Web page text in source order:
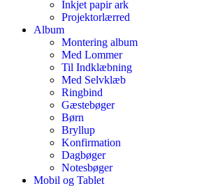
Inkjet papir ark
Projektorlærred
Album
Montering album
Med Lommer
Til Indklæbning
Med Selvklæb
Ringbind
Gæstebøger
Børn
Bryllup
Konfirmation
Dagbøger
Notesbøger
Mobil og Tablet